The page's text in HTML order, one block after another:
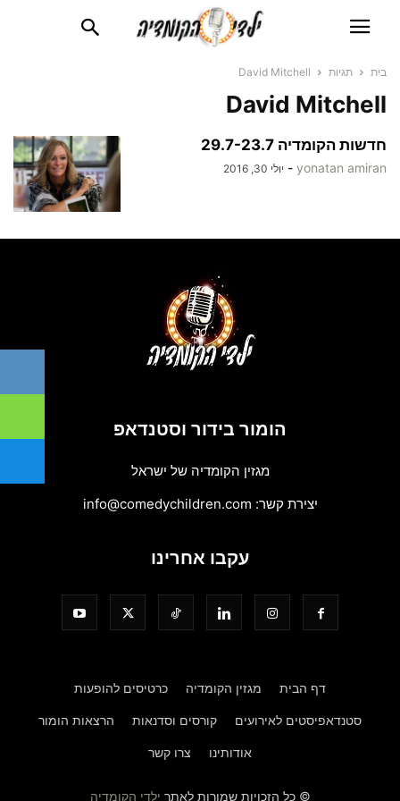
בית תגיות David Mitchell
David Mitchell
חדשות הקומדיה 29.7-23.7
yonatan amiran
- יולי 30, 2016
הומור בידור וסטנדאפ
מגזין הקומדיה של ישראל
יצירת קשר: info@comedychildren.com
עקבו אחרינו
דף הבית מגזין הקומדיה כרטיסים להופעות
סטנדאפיסטים לאירועים קורסים וסדנאות הרצאות הומור
אודותינו צרו קשר
© כל הזכויות שמורות לאתר ילדי הקומדיה